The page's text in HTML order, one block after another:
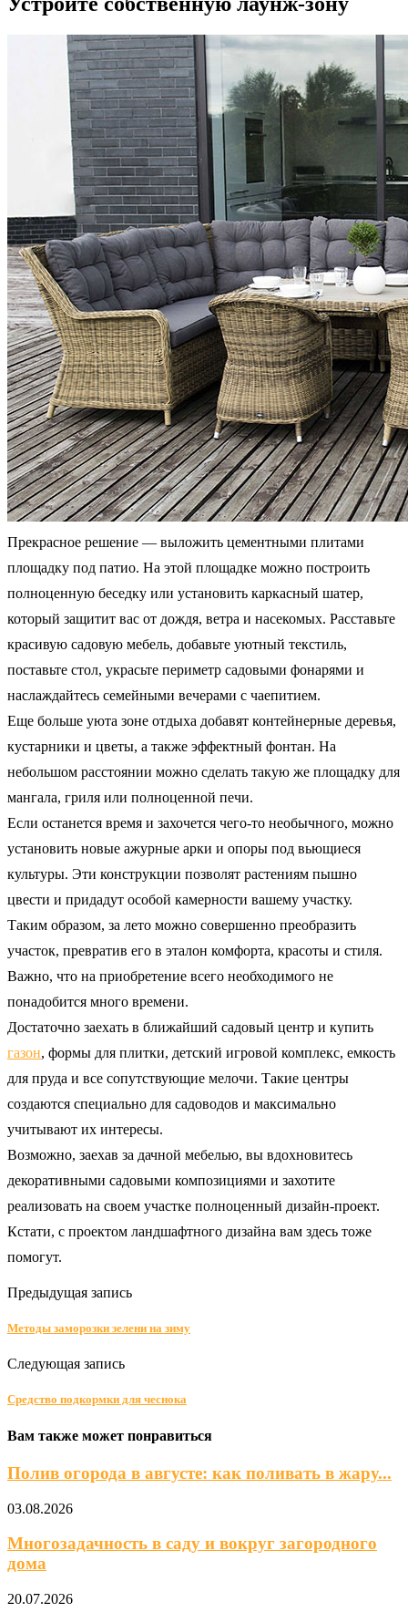
Прекрасное решение — выложить цементными плитами
площадку под патио. На этой площадке можно построить
полноценную беседку или установить каркасный шатер,
который защитит вас от дождя, ветра и насекомых. Расставьте
красивую садовую мебель, добавьте уютный текстиль,
поставьте стол, украсьте периметр садовыми фонарями и
наслаждайтесь семейными вечерами с чаепитием.
Еще больше уюта зоне отдыха добавят контейнерные деревья,
кустарники и цветы, а также эффектный фонтан. На
небольшом расстоянии можно сделать такую же площадку для
мангала, гриля или полноценной печи.
Если останется время и захочется чего-то необычного, можно
установить новые ажурные арки и опоры под вьющиеся
культуры. Эти конструкции позволят растениям пышно
цвести и придадут особой камерности вашему участку.
Таким образом, за лето можно совершенно преобразить
участок, превратив его в эталон комфорта, красоты и стиля.
Важно, что на приобретение всего необходимого не
понадобится много времени.
Достаточно заехать в ближайший садовый центр и купить
газон, формы для плитки, детский игровой комплекс, емкость
для пруда и все сопутствующие мелочи. Такие центры
создаются специально для садоводов и максимально
учитывают их интересы.
Возможно, заехав за дачной мебелью, вы вдохновитесь
декоративными садовыми композициями и захотите
реализовать на своем участке полноценный дизайн-проект.
Кстати, с проектом ландшафтного дизайна вам здесь тоже
помогут.
Предыдущая запись
Методы заморозки зелени на зиму
Следующая запись
Средство подкормки для чеснока
Вам также может понравиться
Полив огорода в августе: как поливать в жару...
03.08.2026
Многозадачность в саду и вокруг загородного
дома
20.07.2026